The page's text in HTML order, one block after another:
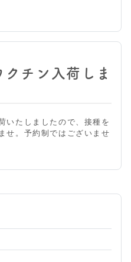
チン入荷しま
いたしましたので、接種を
せ。予約制ではございませ